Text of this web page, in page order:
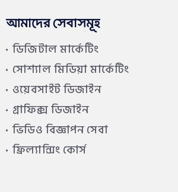
আমাদের সেবাসমূহ
ডিজিটাল মার্কেটিং
সোশ্যাল মিডিয়া মার্কেটিং
ওয়েবসাইট ডিজাইন
গ্রাফিক্স ডিজাইন
ভিডিও বিজ্ঞাপন সেবা
ফ্রিল্যান্সিং কোর্স